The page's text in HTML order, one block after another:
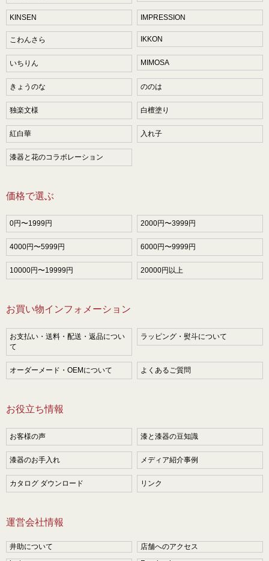
KINSEN IMPRESSION
こわんさら IKKON
いちりん MIMOSA
きょうのな ののは
独楽文様 白檀塗り
紅白華 入れ子
漆器と花のコラボレーション
価格で選ぶ
0円〜1999円 2000円〜3999円
4000円〜5999円 6000円〜9999円
10000円〜19999円 20000円以上
お買い物インフォメーション
お支払い・送料・配送・返品につい
て
ラッピング・熨斗について
オーダーメード・OEMについて よくあるご質問
お役立ち情報
お客様の声 漆と漆器の豆知識
漆器のお手入れ メディア紹介事例
カタログ ダウンロード リンク
運営会社情報
井助について
店舗へのアクセス